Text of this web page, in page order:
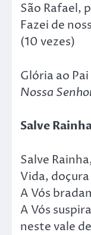
São Rafael,
Fazei de
(10 vezes)
Glória ao Pai
Nossa
Salve
Salve
Vida, doçura
A Vós
A Vós
neste vale